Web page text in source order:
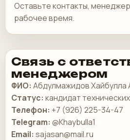
Оставьте контакты,
рабочее время.
Связь с
менеджером
ФИО: Абдулмажидов Хайбулла
Статус: кандидат
Телефон: +7 (926) 225-34-47
Telegram: @Khaybulla1
Email: sajasan@mail.ru